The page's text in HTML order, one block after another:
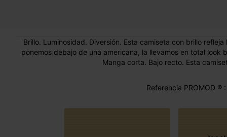
Brillo. Luminosidad. Diversión. Esta camiseta con brillo
ponemos debajo de una americana, la llevamos en total
Manga corta. Bajo recto. Esta
Referencia PROMOD